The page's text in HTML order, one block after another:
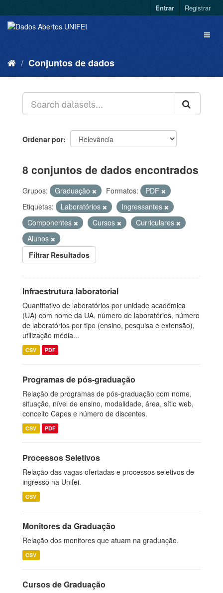
Entrar Registrar
Conjuntos de dados
Ordenar por
8 conjuntos de dados encontrados
Grupos: Graduação Formatos:
PDF
Etiquetas:
Laboratórios
Ingressantes
Componentes
Cursos
Curriculares
Alunos
Filtrar Resultados
Infraestrutura laboratorial
Quantitativo de laboratórios por unidade acadêmica
(UA) com nome da UA, número de laboratórios, número
de laboratórios por tipo (ensino, pesquisa e extensão),
utilização média...
CSV PDF
Programas de pós-graduação
Relação de programas de pós-graduação com nome,
situação, nível de ensino, modalidade, área, sítio web,
conceito Capes e número de discentes.
CSV PDF
Processos Seletivos
Relação das vagas ofertadas e processos seletivos de
ingresso na Unifei.
CSV
Monitores da Graduação
Relação dos monitores que atuam na graduação.
CSV
Cursos de Graduação